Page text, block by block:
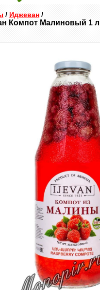
/ Иджеван /
Компот Малиновый 1 л